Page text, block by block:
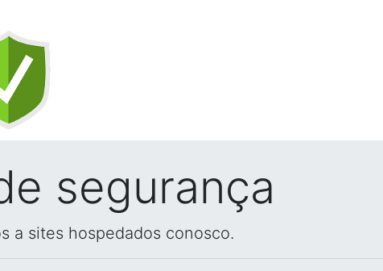
segurança
a sites hospedados conosco.